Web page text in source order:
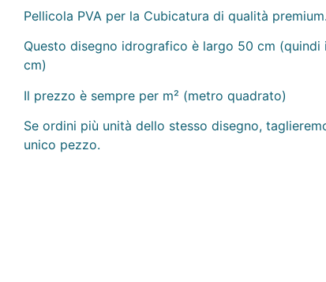
Pellicola PVA per la Cubicatura di qualità premium.
Questo disegno idrografico è largo 50 cm
cm)
Il prezzo è sempre per m² (metro quadrato)
Se ordini più unità dello stesso disegno,
unico pezzo.